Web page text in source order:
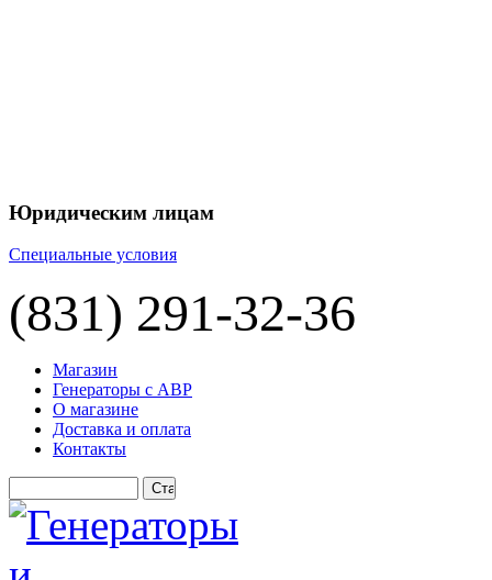
Юридическим лицам
Специальные условия
(831) 291-32-36
Магазин
Генераторы с АВР
О магазине
Доставка и оплата
Контакты